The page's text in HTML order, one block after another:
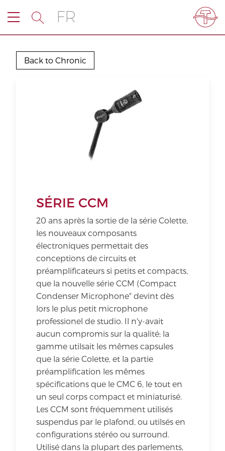
FR
Back to Chronic
SÉRIE CCM
20 ans après la sortie de la série Colette,
les nouveaux composants
électroniques permettait des
conceptions de circuits et
préamplificateurs si petits et compacts,
que la nouvelle série CCM (Compact
Condenser Microphone" devint dès
lors le plus petit microphone
professionel de studio. Il n'y-avait
aucun compromis sur la qualité; la
gamme utilsait les mêmes capsules
que la série Colette, et la partie
préamplification les mêmes
spécifications que le CMC 6, le tout en
un seul corps compact et miniaturisé.
Les CCM sont fréquemment utilisés
suspendus par le plafond, ou utilsés en
configurations stéréo ou surround.
Utilisé dans la plupart des parlements,